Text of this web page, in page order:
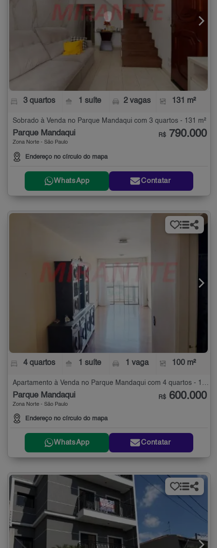
3 quartos 1 suíte 2 vagas 131 m²
Sobrado à Venda no Parque Mandaqui com 3 quartos - 131 m²
Parque Mandaqui
Zona Norte - São Paulo
Endereço no círculo do mapa
R$ 790.000
WhatsApp Contatar
4 quartos 1 suíte 1 vaga 100 m²
Parque Mandaqui
Zona Norte - São Paulo
Endereço no círculo do mapa
R$ 600.000
WhatsApp Contatar